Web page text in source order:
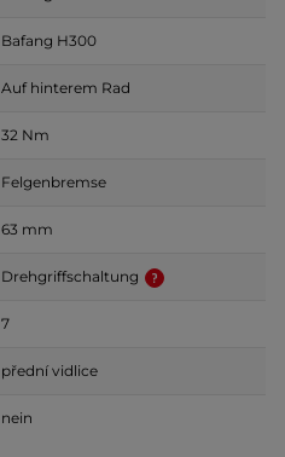
Bafang H300
Auf hinterem Rad
32 Nm
Felgenbremse
63 mm
Drehgriffschaltung
7
přední vidlice
nein